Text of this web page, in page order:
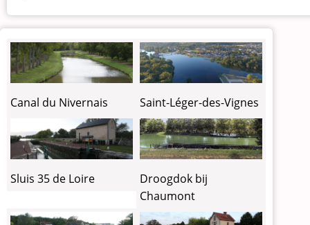
Canal du Nivernais Saint-Léger-des-Vignes
Sluis 35 de Loire
Droogdok bij
Chaumont